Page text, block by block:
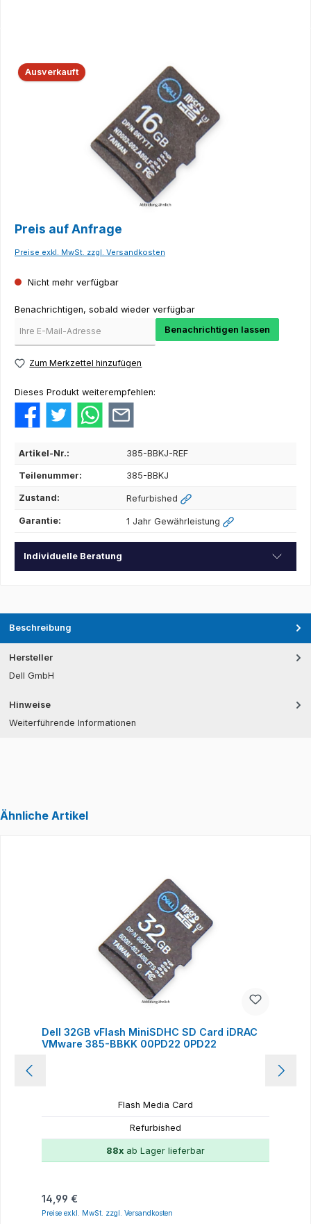
Bildergalerie überspringen
Ausverkauft
Preis auf Anfrage
Preise exkl. MwSt. zzgl. Versandkosten
Nicht mehr verfügbar
Benachrichtigen, sobald wieder verfügbar
Benachrichtigen lassen
Zum Merkzettel hinzufügen
Dieses Produkt weiterempfehlen:
Artikel-Nr.: 385-BBKJ-REF
Teilenummer: 385-BBKJ
Zustand: Refurbished
Garantie: 1 Jahr Gewährleistung
Individuelle Beratung
Beschreibung
Hersteller
Dell GmbH
Hinweise
Weiterführende Informationen
Ähnliche Artikel
Dell 32GB vFlash MiniSDHC SD Card iDRAC
VMware 385-BBKK 00PD22 0PD22
Flash Media Card
Refurbished
88x ab Lager lieferbar
Regulärer Preis:
14,99 €
Preise exkl. MwSt. zzgl. Versandkosten